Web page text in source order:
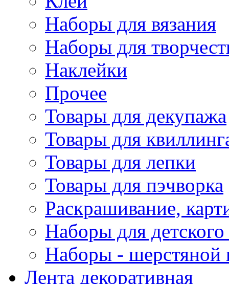
Наборы для вязания
Наборы для
Наклейки
Прочее
Товары для декупажа
Товары для
Товары для лепки
Товары для пэчворка
Раскрашивание,
Наборы для
Наборы - шерстяной
Лента декоративная